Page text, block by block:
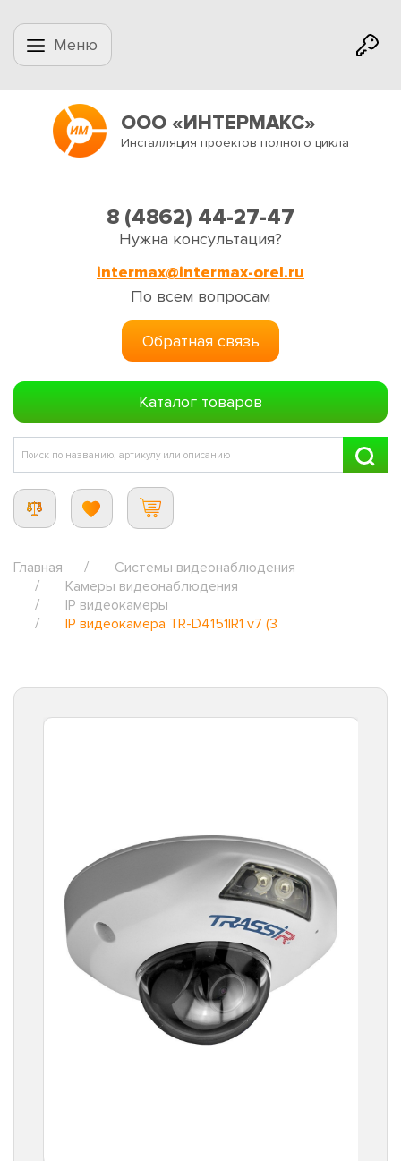
Меню
ООО «ИНТЕРМАКС»
Инсталляция проектов полного цикла
8 (4862) 44-27-47
Нужна консультация?
intermax@intermax-orel.ru
По всем вопросам
Обратная связь
Каталог товаров
Главная
Системы видеонаблюдения
Камеры видеонаблюдения
IP видеокамеры
IP видеокамера TR-D4151IR1 v7 (3